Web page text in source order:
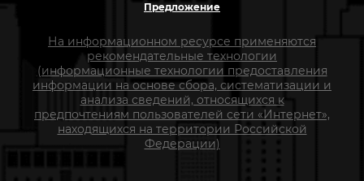
Предложение
На информационном ресурсе применяются
рекомендательные технологии
(информационные технологии предоставления
информации на основе сбора, систематизации и
анализа сведений, относящихся к
предпочтениям пользователей сети «Интернет»,
находящихся на территории Российской
Федерации)